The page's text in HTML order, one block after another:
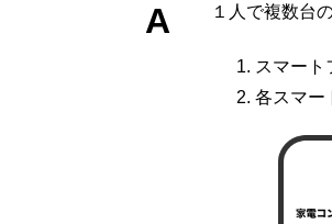
A １人で複数台
スマート
各スマー